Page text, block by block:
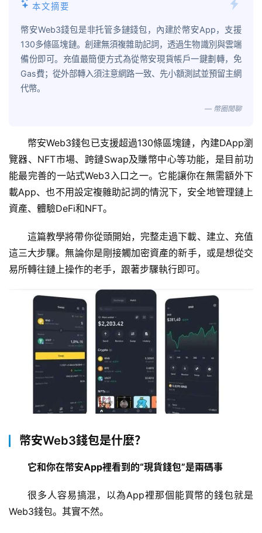
本文摘要
幣安Web3錢包是非托管多鏈錢包，內建於幣安App，支援
130多條區塊鏈。創建無須複雜助記詞，透過生物識別與雲端
備份即可。充值最簡便方式為從幣安現貨帳戶一鍵劃轉，免
Gas費；從外部轉入須注意網路一致、先小額測試並預留主網
代幣。
— 幣圈閒聊
幣安Web3錢包已支援超過130條區塊鏈，內建DApp瀏
覽器、NFT市場、跨鏈Swap及賺幣中心等功能，是目前功
能最完善的一站式Web3入口之一。它能讓你在無需額外下
載App、也不用設定複雜助記詞的情況下，安全地管理鏈上
資產、體驗DeFi和NFT。
這篇教學將帶你從頭開始，完整走過下載、建立、充值
這三大步驟。無論你是剛接觸加密資產的新手，或是想從交
易所轉往鏈上操作的老手，跟著步驟執行即可。
幣安Web3錢包是什麼？
它和你在幣安App裡看到的“現貨錢包”是兩碼事
很多人容易搞混，以為App裡那個能買幣的錢包就是
Web3錢包。其實不然。